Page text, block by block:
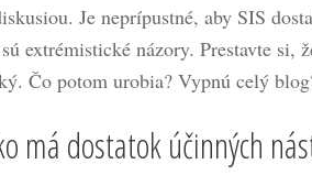
Je neprípustné, aby SIS
extrémistické názory. Prestavte
Čo potom urobia? Vypnú celý
má dostatok účinných